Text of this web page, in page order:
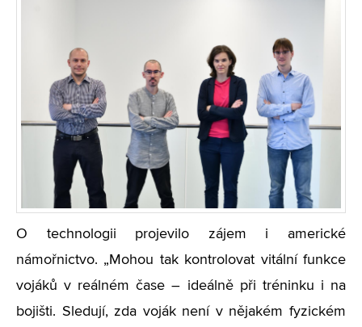
O technologii projevilo zájem i americké
námořnictvo. „Mohou tak kontrolovat vitální funkce
vojáků v reálném čase – ideálně při tréninku i na
bojišti. Sledují, zda voják není v nějakém fyzickém